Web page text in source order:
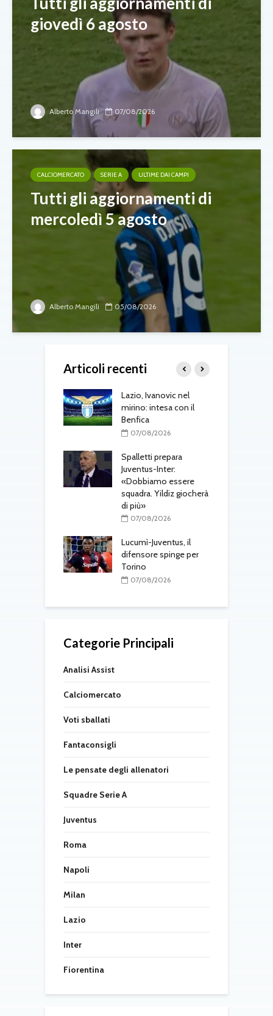
giovedì 6 agosto
Alberto Mangili 07/08/2026
CALCIOMERCATO SERIE A ULTIME DAI CAMPI
Tutti gli aggiornamenti di
mercoledì 5 agosto
Alberto Mangili 05/08/2026
Articoli recenti
Lazio, Ivanovic nel
mirino: intesa con il
Benfica
07/08/2026
Spalletti prepara
Juventus-Inter:
«Dobbiamo essere
squadra. Yildiz giocherà
di più»
07/08/2026
Lucumì-Juventus, il
difensore spinge per
Torino
07/08/2026
Categorie Principali
Analisi Assist
Calciomercato
Voti sballati
Fantaconsigli
Le pensate degli allenatori
Squadre Serie A
Juventus
Roma
Napoli
Milan
Lazio
Inter
Fiorentina